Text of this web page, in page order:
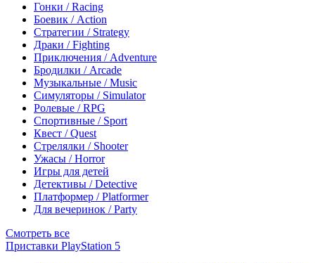
Гонки / Racing
Боевик / Action
Стратегии / Strategy
Драки / Fighting
Приключения / Adventure
Бродилки / Arcade
Музыкальные / Music
Симуляторы / Simulator
Ролевые / RPG
Спортивные / Sport
Квест / Quest
Стрелялки / Shooter
Ужасы / Horror
Игры для детей
Детективы / Detective
Платформер / Platformer
Для вечеринок / Party
Смотреть все
Приставки PlayStation 5